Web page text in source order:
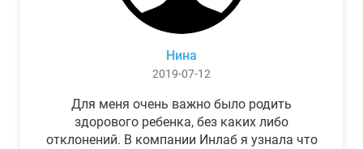
Нина
2019-07-12
Для меня очень важно было родить
здорового ребенка, без каких либо
отклонений. В компании Инлаб я узнала что